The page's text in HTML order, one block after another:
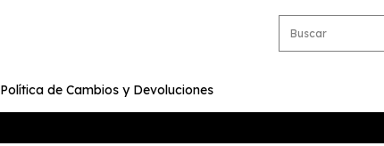
Política de Cambios y Devoluciones